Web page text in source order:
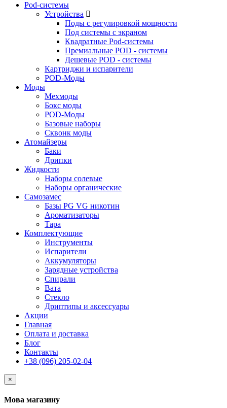
Pod-системы
Устройства
Поды с регулировкой мощности
Под системы с экраном
Квадратные Pod-системы
Премиальные POD - системы
Дешевые POD - системы
Картриджи и испарители
POD-Моды
Моды
Мехмоды
Бокс моды
POD-Моды
Базовые наборы
Сквонк моды
Атомайзеры
Баки
Дрипки
Жидкости
Наборы солевые
Наборы органические
Самозамес
Базы PG VG никотин
Ароматизаторы
Тара
Комплектующие
Инструменты
Испарители
Аккумуляторы
Зарядные устройства
Спирали
Вата
Стекло
Дриптипы и аксессуары
Акции
Главная
Оплата и доставка
Блог
Контакты
+38 (096) 205-02-04
×
Мова магазину